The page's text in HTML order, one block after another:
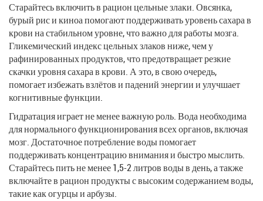
Старайтесь включить в рацион цельные злаки. Овсянка,
бурый рис и киноа помогают поддерживать уровень сахара в
крови на стабильном уровне, что важно для работы мозга.
Гликемический индекс цельных злаков ниже, чем у
рафинированных продуктов, что предотвращает резкие
скачки уровня сахара в крови. А это, в свою очередь,
помогает избежать взлётов и падений энергии и улучшает
когнитивные функции.
Гидратация играет не менее важную роль. Вода необходима
для нормального функционирования всех органов, включая
мозг. Достаточное потребление воды помогает
поддерживать концентрацию внимания и быстро мыслить.
Старайтесь пить не менее 1,5-2 литров воды в день, а также
включайте в рацион продукты с высоким содержанием воды,
такие как огурцы и арбузы.